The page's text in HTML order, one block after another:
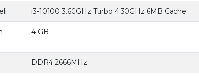
i3-10100 3.60GHz Turbo 4.30GHz 6MB Cache
4 GB
DDR4 2666MHz